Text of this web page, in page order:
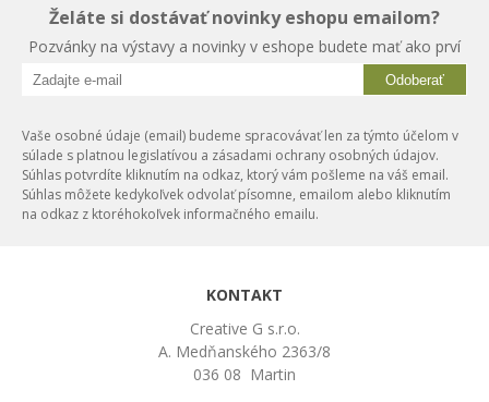
Želáte si dostávať novinky eshopu emailom?
Pozvánky na výstavy a novinky v eshope budete mať ako prví
Odoberať
Vaše osobné údaje (email) budeme spracovávať len za týmto účelom v
súlade s platnou legislatívou a zásadami ochrany osobných údajov.
Súhlas potvrdíte kliknutím na odkaz, ktorý vám pošleme na váš email.
Súhlas môžete kedykoľvek odvolať písomne, emailom alebo kliknutím
na odkaz z ktoréhokoľvek informačného emailu.
KONTAKT
Creative G s.r.o.
A. Medňanského 2363/8
036 08 Martin